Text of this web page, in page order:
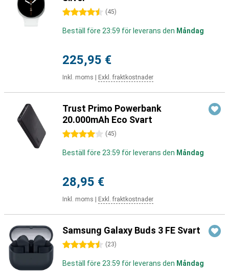
4.5 stjärnor (45)
Beställ före 23:59 för leverans den Måndag
225,95 €
Inkl. moms Exkl. fraktkostnader
Trust Primo Powerbank
20.000mAh Eco Svart
4 stjärnor (45)
Beställ före 23:59 för leverans den Måndag
28,95 €
Inkl. moms Exkl. fraktkostnader
Samsung Galaxy Buds 3 FE Svart
4.5 stjärnor (23)
Beställ före 23:59 för leverans den Måndag